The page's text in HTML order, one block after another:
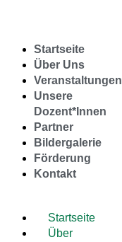
Startseite
Über Uns
Veranstaltungen
Unsere
Dozent*Innen
Partner
Bildergalerie
Förderung
Kontakt
Startseite
Über